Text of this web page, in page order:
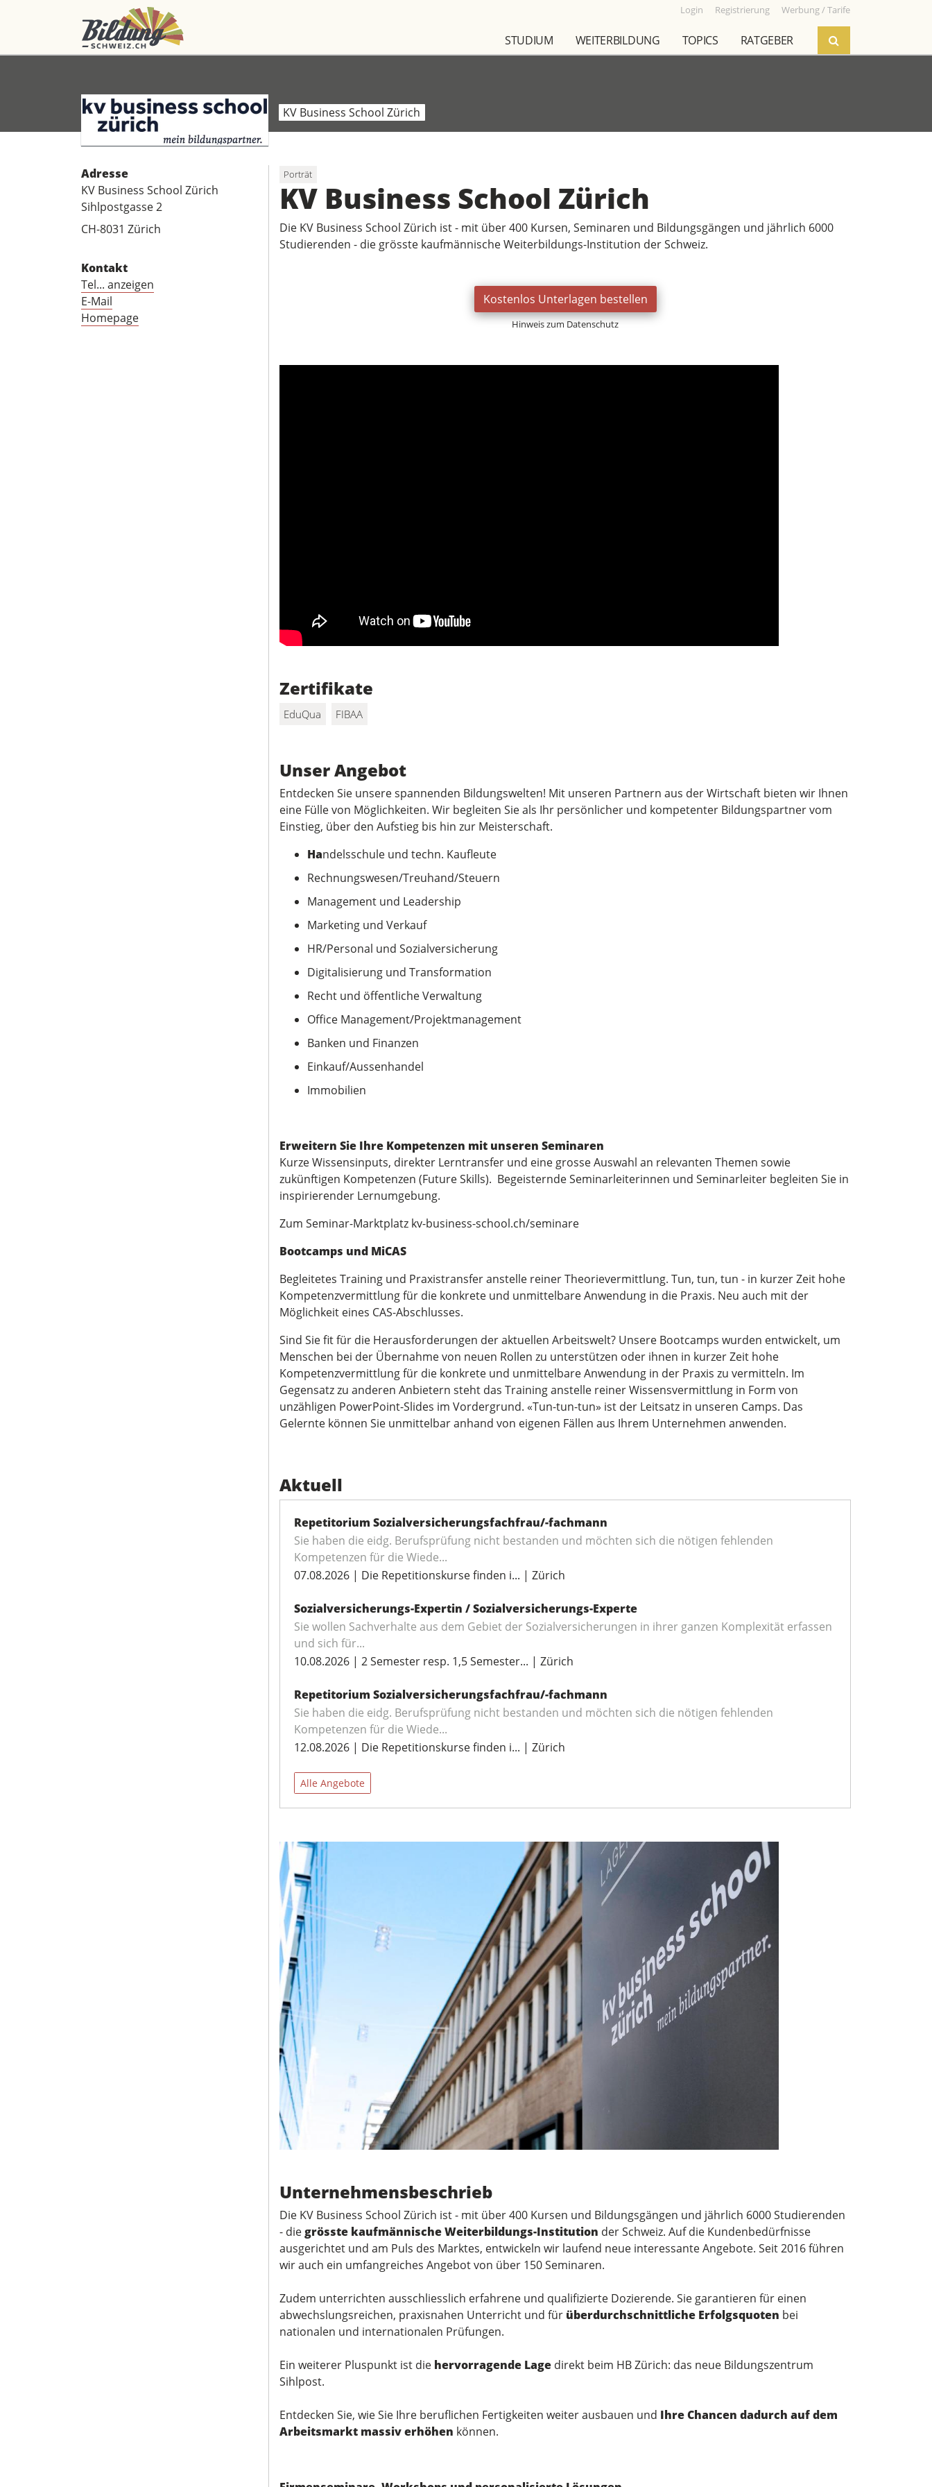
Login Registrierung Werbung / Tarife
STUDIUM WEITERBILDUNG TOPICS RATGEBER
KV Business School Zürich
Adresse
KV Business School Zürich
Sihlpostgasse 2
CH-8031 Zürich
Kontakt
Tel... anzeigen
E-Mail
Homepage
Porträt
KV Business School Zürich
Die KV Business School Zürich ist - mit über 400 Kursen, Seminaren und Bildungsgängen und jährlich 6000
Studierenden - die grösste kaufmännische Weiterbildungs-Institution der Schweiz.
Kostenlos Unterlagen bestellen
Hinweis zum Datenschutz
Zertifikate
EduQua FIBAA
Unser Angebot
Entdecken Sie unsere spannenden Bildungswelten! Mit unseren Partnern aus der Wirtschaft bieten wir Ihnen
eine Fülle von Möglichkeiten. Wir begleiten Sie als Ihr persönlicher und kompetenter Bildungspartner vom
Einstieg, über den Aufstieg bis hin zur Meisterschaft.
Handelsschule und techn. Kaufleute
Rechnungswesen/Treuhand/Steuern
Management und Leadership
Marketing und Verkauf
HR/Personal und Sozialversicherung
Digitalisierung und Transformation
Recht und öffentliche Verwaltung
Office Management/Projektmanagement
Banken und Finanzen
Einkauf/Aussenhandel
Immobilien
Erweitern Sie Ihre Kompetenzen mit unseren Seminaren
Kurze Wissensinputs, direkter Lerntransfer und eine grosse Auswahl an relevanten Themen sowie
zukünftigen Kompetenzen (Future Skills). Begeisternde Seminarleiterinnen und Seminarleiter begleiten Sie in
inspirierender Lernumgebung.
Zum Seminar-Marktplatz kv-business-school.ch/seminare
Bootcamps und MiCAS
Begleitetes Training und Praxistransfer anstelle reiner Theorievermittlung. Tun, tun, tun - in kurzer Zeit hohe
Kompetenzvermittlung für die konkrete und unmittelbare Anwendung in die Praxis. Neu auch mit der
Möglichkeit eines CAS-Abschlusses.
Sind Sie fit für die Herausforderungen der aktuellen Arbeitswelt? Unsere Bootcamps wurden entwickelt, um
Menschen bei der Übernahme von neuen Rollen zu unterstützen oder ihnen in kurzer Zeit hohe
Kompetenzvermittlung für die konkrete und unmittelbare Anwendung in der Praxis zu vermitteln. Im
Gegensatz zu anderen Anbietern steht das Training anstelle reiner Wissensvermittlung in Form von
unzähligen PowerPoint-Slides im Vordergrund. «Tun-tun-tun» ist der Leitsatz in unseren Camps. Das
Gelernte können Sie unmittelbar anhand von eigenen Fällen aus Ihrem Unternehmen anwenden.
Aktuell
Repetitorium Sozialversicherungsfachfrau/-fachmann
Sie haben die eidg. Berufsprüfung nicht bestanden und möchten sich die nötigen fehlenden
Kompetenzen für die Wiede...
07.08.2026 | Die Repetitionskurse finden i... | Zürich
Sozialversicherungs-Expertin / Sozialversicherungs-Experte
Sie wollen Sachverhalte aus dem Gebiet der Sozialversicherungen in ihrer ganzen Komplexität erfassen
und sich für...
10.08.2026 | 2 Semester resp. 1,5 Semester... | Zürich
Repetitorium Sozialversicherungsfachfrau/-fachmann
Sie haben die eidg. Berufsprüfung nicht bestanden und möchten sich die nötigen fehlenden
Kompetenzen für die Wiede...
12.08.2026 | Die Repetitionskurse finden i... | Zürich
Alle Angebote
Unternehmensbeschrieb
Die KV Business School Zürich ist - mit über 400 Kursen und Bildungsgängen und jährlich 6000 Studierenden
- diegrösste kaufmännische Weiterbildungs-Institution der Schweiz. Auf die Kundenbedürfnisse
ausgerichtet und am Puls des Marktes, entwickeln wir laufend neue interessante Angebote. Seit 2016 führen
wir auch ein umfangreiches Angebot von über 150 Seminaren.
Zudem unterrichten ausschliesslich erfahrene und qualifizierte Dozierende. Sie garantieren für einen
abwechslungsreichen, praxisnahen Unterricht und für überdurchschnittliche Erfolgsquoten bei
nationalen und internationalen Prüfungen.
Ein weiterer Pluspunkt ist die hervorragende Lage direkt beim HB Zürich: das neue Bildungszentrum
Sihlpost.
Entdecken Sie, wie Sie Ihre beruflichen Fertigkeiten weiter ausbauen und Ihre Chancen dadurch auf dem
Arbeitsmarkt massiv erhöhen können.